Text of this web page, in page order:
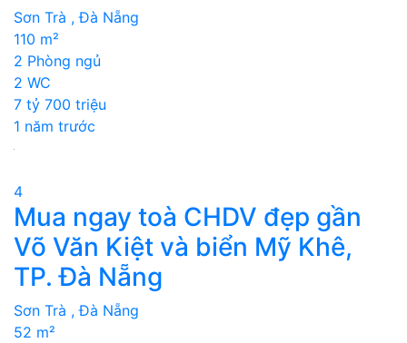
Sơn Trà , Đà Nẵng
110 m²
2 Phòng ngủ
2 WC
7 tỷ 700 triệu
1 năm trước
4
Mua ngay toà CHDV đẹp gần
Võ Văn Kiệt và biển Mỹ Khê,
TP. Đà Nẵng
Sơn Trà , Đà Nẵng
52 m²